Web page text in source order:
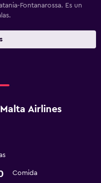
Fontanarossa. Es un
Airlines
Comida